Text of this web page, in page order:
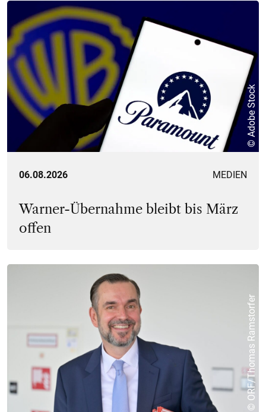
© Adobe Stock
06.08.2026 MEDIEN
Warner-Übernahme bleibt bis März
offen
© ORF/Thomas Ramstorfer